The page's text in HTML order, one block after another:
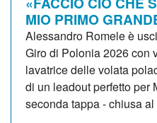
MIO PRIMO
Alessandro Romele è
Giro di Polonia 2026 con
lavatrice delle volata
di un leadout perfetto per
seconda tappa - chiusa al